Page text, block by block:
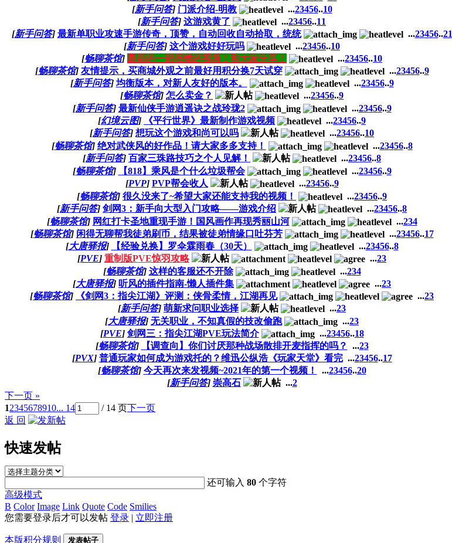
[新手问答] 门派介绍-明教 ...23456..10
[新手问答] 这游戏黄了 ...23456..11
[新手问答] 最新单职业攻速手游传奇，顶赞，自动回收自动拾取，统统 ...23456..21
[新手问答] 这个游戏好好玩吗 ...23456..10
[畅聊茶馆] 最新的一部很燃的视频！和大家分享！ ...23456..10
[畅聊茶馆] 友情提示，买商城外观之前最好用积分换7天试穿 ...23456..9
[新手问答] 均衡版本，对新人友好的版本。 ...23456..9
[畅聊茶馆] 怎么卖金？ ...23456..9
[新手问答] 最新仙侠手游逍遥诀之战玲珑2 ...23456..9
[幻境云图] 《平行世界》最新制作游戏视频 ...23456..9
[新手问答] 想玩这个游戏和尚可以吗 ...23456..10
[畅聊茶馆] 绝对武侠风的好作品！请大家多多支持！ ...23456..8
[新手问答] 百家三珠路技巧之个人见解！ ...23456..8
[畅聊茶馆] 【818】乘风是个什么垃圾帮会 ...23456..9
[PVP] PVP帮会收人 ...23456..9
[畅聊茶馆] 很久没来了~希望大家还能支持我的视频！ ...23456..9
[新手问答] 剑网3：新手向大型入门攻略——游戏介绍 ...23456..8
[畅聊茶馆] 网红打卡圣地重现手游！国风画作再现秀丽山河 ...234
[畅聊茶馆] 闲得无聊帮我徒弟刷币，结果被徒弟情缘口吐芬芳 ...23456..17
[大唐驿报] 【经验兑换】罗伞霖雨春（30天） ...23456..8
[PVE] 重制版PVE惊羽攻略 ...23
[畅聊茶馆] 这样的客服还不开除 ...234
[大唐驿报] 听风的插件指南-懒人插件集 ...23
[畅聊茶馆] 《剑网3：指尖江湖》评测：侠骨柔情，江湖再见 ...23
[新手问答] 萌新求问职业选择 ...23
[大唐驿报] 无关职业，不知真假的技改偷跑 ...23
[PVE] 剑网三：指尖江湖PVE玩法简介 ...23456..18
[畅聊茶馆] 【调查向】你们讨厌那种战场散排开麦指挥的吗？ ...23
[PVX] 普通玩家如何成为游戏托的？维迅公纵浩《玩家天堂》看完 ...23456..17
[畅聊茶馆] 今天再次来发视频~2021年的第一个视频！ ...23456..20
[新手问答] 崇高石 ...2
下一页 »
12345678910... 14 / 14 页下一页
返 回
快速发帖
还可输入80 个字符
高级模式
B Color Image Link Quote Code Smilies
您需要登录后才可以发帖 登录 | 立即注册
本版积分规则 发表帖子